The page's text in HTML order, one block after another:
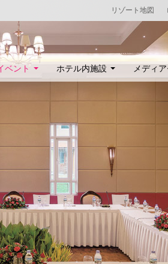
リゾート地図
ベント ホテル内施設 メディ